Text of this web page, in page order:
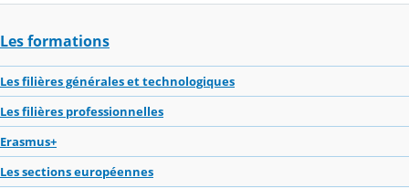
Les formations
Les filières générales et technologiques
Les filières professionnelles
Erasmus+
Les sections européennes